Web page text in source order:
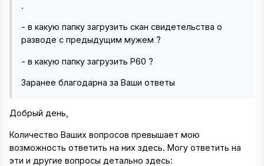
.
- в какую папку загрузить скан свидетельства о
разводе с предыдущим мужем ?
- в какую папку загрузить Р60 ?
Заранее благодарна за Ваши ответы
Добрый день,
Количество Ваших вопросов превышает мою
возможность ответить на них здесь. Могу ответить на
эти и другие вопросы детально здесь: